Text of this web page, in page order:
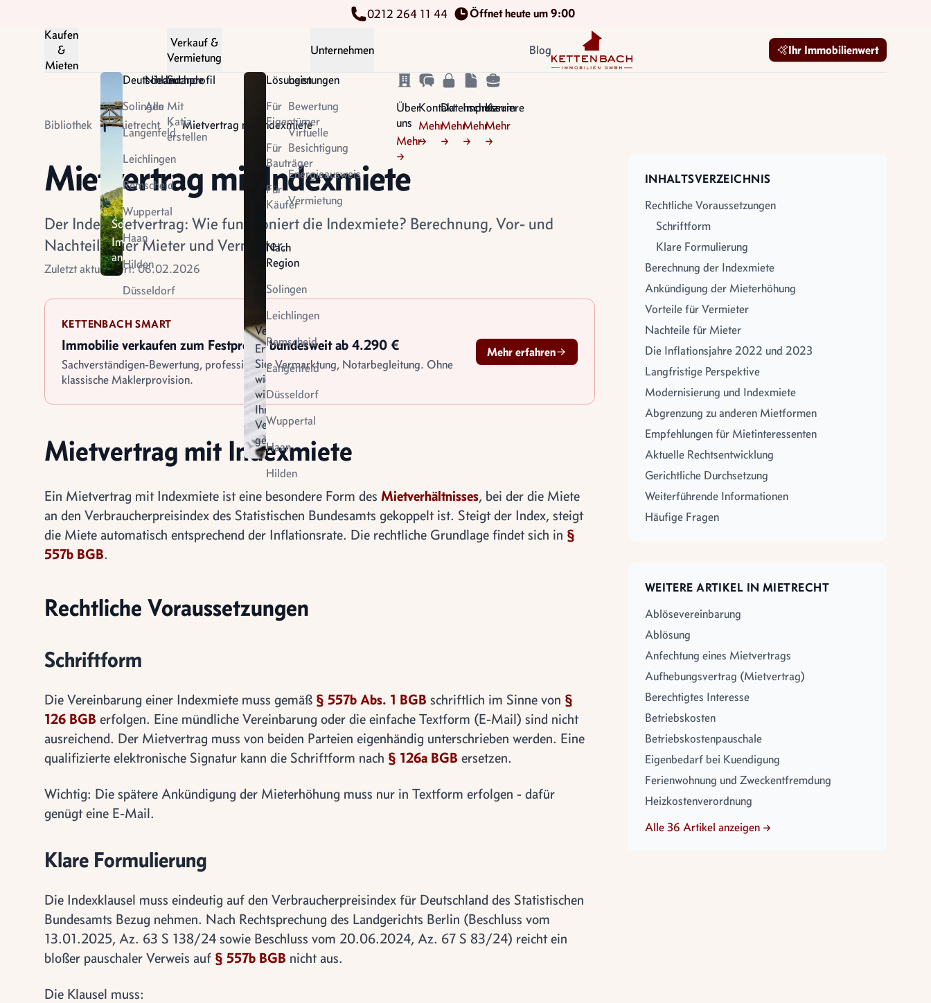
0212 264 11 44
Öffnet heute um 9:00
Kaufen
&
Mieten
Solingen
Immobilien
ansehen
Niederlande
Das
Land
der
Tulpen
entdecken
Deutschland
Solingen
Langenfeld
Leichlingen
Remscheid
Wuppertal
Haan
Hilden
Düsseldorf
Niederlande
Alle
Suchprofil
Mit
Katja
erstellen
Verkauf &
Vermietung
Verkauf
Erfahren
Sie
wie
wir
Ihren
Verkauf
gestalten
Vermietung
Virtuelle
Besichtigung
Lösungen
Für
Eigentümer
Für
Bauträger
Für
Käufer
Nach
Region
Solingen
Leichlingen
Remscheid
Langenfeld
Düsseldorf
Wuppertal
Haan
Hilden
Leistungen
Bewertung
Virtuelle
Besichtigung
Energieausweis
Vermietung
Unternehmen
Über
uns
Mehr
→
Kontakt
Mehr
→
Datenschutz
Mehr
→
Impressum
Mehr
→
Karriere
Mehr
→
Blog Kettenbach Immobilien GmbH Ihr Immobilienwert
Bibliothek Mietrecht Mietvertrag mit Indexmiete
Mietvertrag mit Indexmiete
Der Indexmietvertrag: Wie funktioniert die Indexmiete? Berechnung, Vor- und
Nachteile fuer Mieter und Vermieter.
Zuletzt aktualisiert: 06.02.2026
KETTENBACH SMART
Immobilie verkaufen zum Festpreis - bundesweit ab 4.290 €
Sachverständigen-Bewertung, professionelle Vermarktung, Notarbegleitung. Ohne
klassische Maklerprovision.
Mehr erfahren
Mietvertrag mit Indexmiete
Ein Mietvertrag mit Indexmiete ist eine besondere Form des Mietverhältnisses, bei der die Miete
an den Verbraucherpreisindex des Statistischen Bundesamts gekoppelt ist. Steigt der Index, steigt
die Miete automatisch entsprechend der Inflationsrate. Die rechtliche Grundlage findet sich in §
557b BGB.
Rechtliche Voraussetzungen
Schriftform
Die Vereinbarung einer Indexmiete muss gemäß § 557b Abs. 1 BGB schriftlich im Sinne von §
126 BGB erfolgen. Eine mündliche Vereinbarung oder die einfache Textform (E-Mail) sind nicht
ausreichend. Der Mietvertrag muss von beiden Parteien eigenhändig unterschrieben werden. Eine
qualifizierte elektronische Signatur kann die Schriftform nach § 126a BGB ersetzen.
Wichtig: Die spätere Ankündigung der Mieterhöhung muss nur in Textform erfolgen - dafür
genügt eine E-Mail.
Klare Formulierung
Die Indexklausel muss eindeutig auf den Verbraucherpreisindex für Deutschland des Statistischen
Bundesamts Bezug nehmen. Nach Rechtsprechung des Landgerichts Berlin (Beschluss vom
13.01.2025, Az. 63 S 138/24 sowie Beschluss vom 20.06.2024, Az. 67 S 83/24) reicht ein
bloßer pauschaler Verweis auf § 557b BGB nicht aus.
Die Klausel muss:
INHALTSVERZEICHNIS
Rechtliche Voraussetzungen
Schriftform
Klare Formulierung
Berechnung der Indexmiete
Ankündigung der Mieterhöhung
Vorteile für Vermieter
Nachteile für Mieter
Die Inflationsjahre 2022 und 2023
Langfristige Perspektive
Modernisierung und Indexmiete
Abgrenzung zu anderen Mietformen
Empfehlungen für Mietinteressenten
Aktuelle Rechtsentwicklung
Gerichtliche Durchsetzung
Weiterführende Informationen
Häufige Fragen
WEITERE ARTIKEL IN MIETRECHT
Ablösevereinbarung
Ablösung
Anfechtung eines Mietvertrags
Aufhebungsvertrag (Mietvertrag)
Berechtigtes Interesse
Betriebskosten
Betriebskostenpauschale
Eigenbedarf bei Kuendigung
Ferienwohnung und Zweckentfremdung
Heizkostenverordnung
Alle 36 Artikel anzeigen →